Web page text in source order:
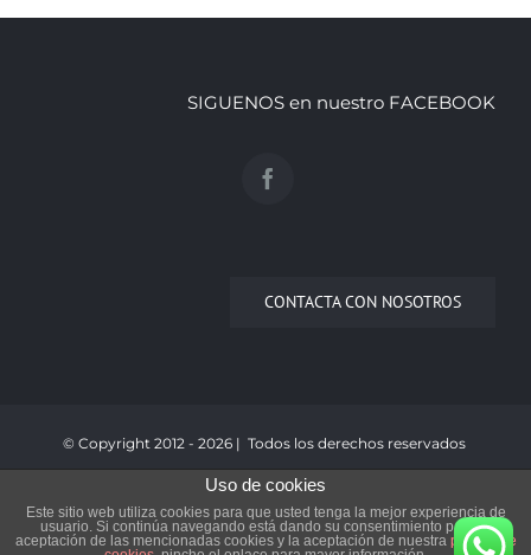
SIGUENOS en nuestro FACEBOOK
CONTACTA CON NOSOTROS
© Copyright 2012 - 2026 | Todos los derechos reservados
|Aviso Legal y Política de Cookies|Diseño paginas web
Teléfono635 51 00 57|
INFO@CLASESFAMACIUDADREAL.COM
Uso de cookies
Este sitio web utiliza cookies para que usted tenga la mejor experiencia de
usuario. Si continúa navegando está dando su consentimiento para la
aceptación de las mencionadas cookies y la aceptación de nuestra política de